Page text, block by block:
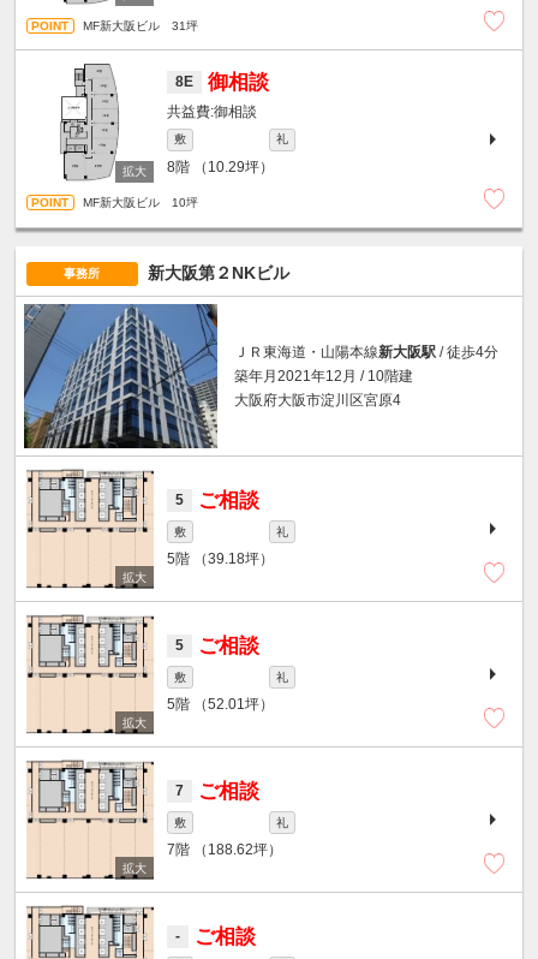
MF新大阪ビル 31坪
8E 御相談
御相談
敷 礼
8階 （10.29坪）
MF新大阪ビル 10坪
事務所 新大阪第２NKビル
ＪＲ東海道・山陽本線新大阪駅 / 徒歩4分
築年月2021年12月 / 10階建
大阪府大阪市淀川区宮原4
5 ご相談
敷 礼
5階 （39.18坪）
5 ご相談
敷 礼
5階 （52.01坪）
7 ご相談
敷 礼
7階 （188.62坪）
- ご相談